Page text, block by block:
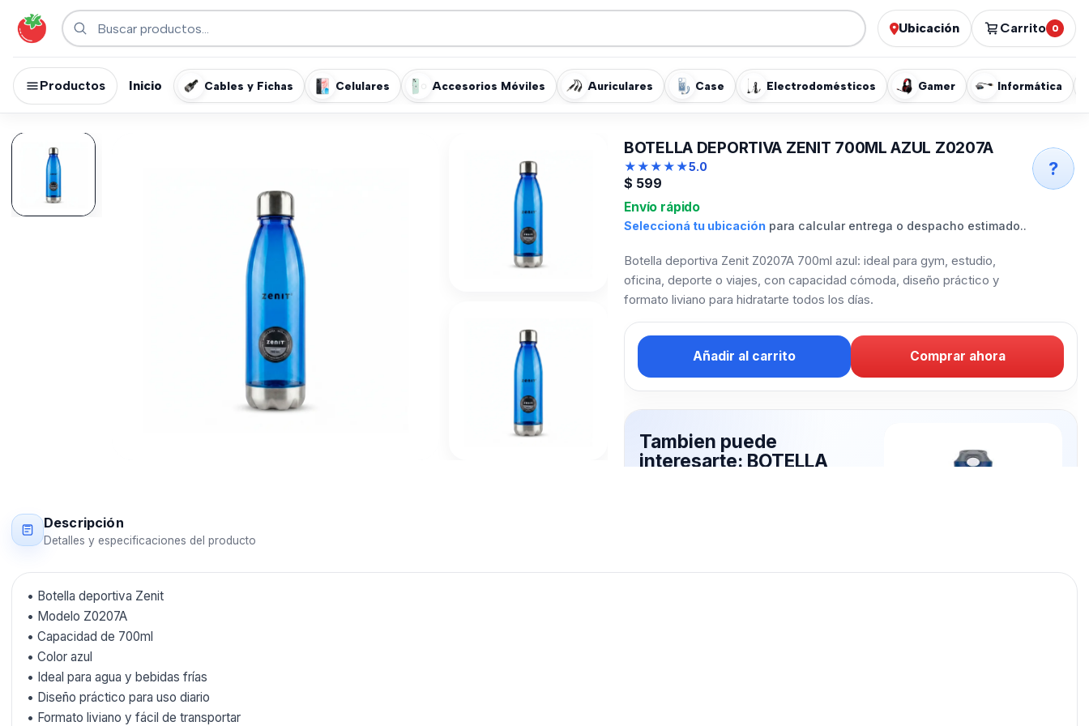
Ubicación Carrito 0
Productos Inicio Cables y Fichas Celulares Accesorios Móviles Auriculares Case Electrodomésticos Gamer Informática
BOTELLA DEPORTIVA ZENIT 700ML AZUL Z0207A
★★★★★5.0
$ 599
Envío rápido
Seleccioná tu ubicación para calcular entrega o despacho estimado..
Botella deportiva Zenit Z0207A 700ml azul: ideal para gym, estudio,
oficina, deporte o viajes, con capacidad cómoda, diseño práctico y
formato liviano para hidratarte todos los días.
Añadir al carrito Comprar ahora
Tambien puede
interesarte: BOTELLA
Descripción
Detalles y especificaciones del producto
• Botella deportiva Zenit
• Modelo Z0207A
• Capacidad de 700ml
• Color azul
• Ideal para agua y bebidas frías
• Diseño práctico para uso diario
• Formato liviano y fácil de transportar
?